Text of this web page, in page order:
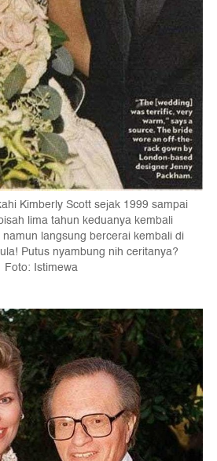
Kimberly Scott sejak 1999 sampai
lima tahun keduanya kembali
langsung bercerai kembali di
Putus nyambung nih ceritanya?
Foto: Istimewa